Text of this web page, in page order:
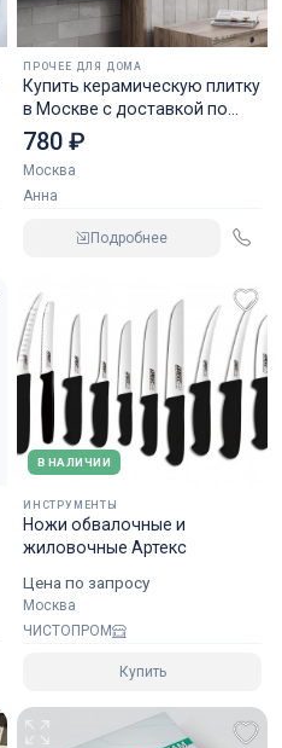
ПРОЧЕЕ ДЛЯ ДОМА
Купить керамическую плитку
в Москве с доставкой по
области и России
780 ₽
Москва
Анна
Подробнее
В НАЛИЧИИ
ИНСТРУМЕНТЫ
Ножи обвалочные и
жиловочные Артекс
Цена по запросу
Москва
ЧИСТОПРОМ
Купить